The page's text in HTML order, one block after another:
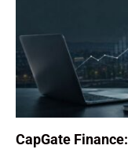
CapGate